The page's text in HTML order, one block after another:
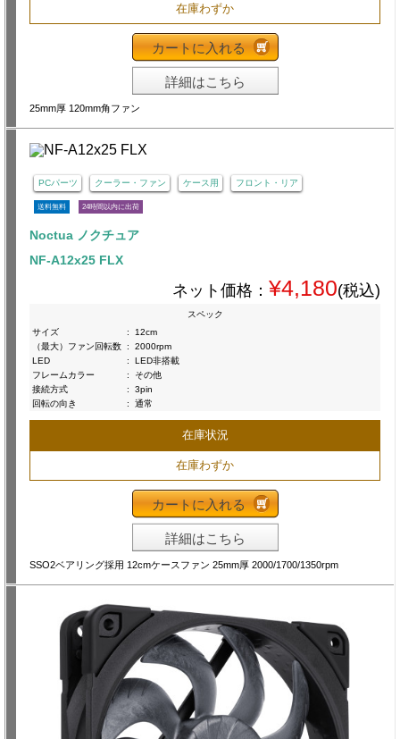
在庫わずか
カートに入れる
詳細はこちら
25mm厚 120mm角ファン
PCパーツ クーラー・ファン ケース用 フロント・リア
送料無料 24時間以内に出荷
Noctua ノクチュア
NF-A12x25 FLX
ネット価格： ¥4,180(税込)
スペック
サイズ
:
12cm
（最大）ファン回転数 :
2000rpm
LED
:
LED非搭載
フレームカラー
:
その他
接続方式
:
3pin
回転の向き
: 通常
在庫状況
在庫わずか
カートに入れる
詳細はこちら
SSO2ベアリング採用 12cmケースファン 25mm厚 2000/1700/1350rpm